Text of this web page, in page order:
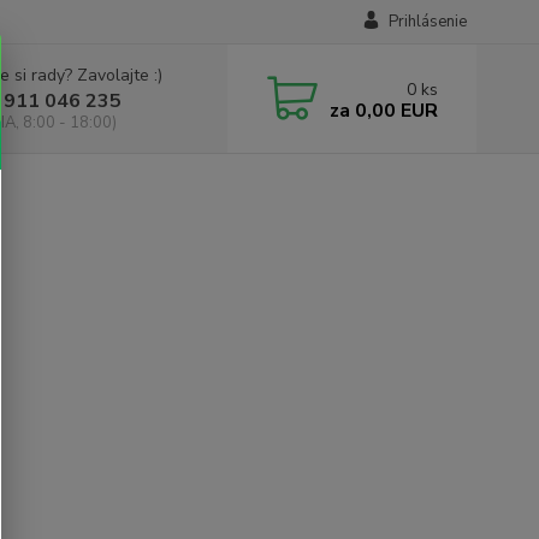
Prihlásenie
si rady? Zavolajte :)
046 235
8:00 - 18:00)
0 ks
za 0,00 EUR